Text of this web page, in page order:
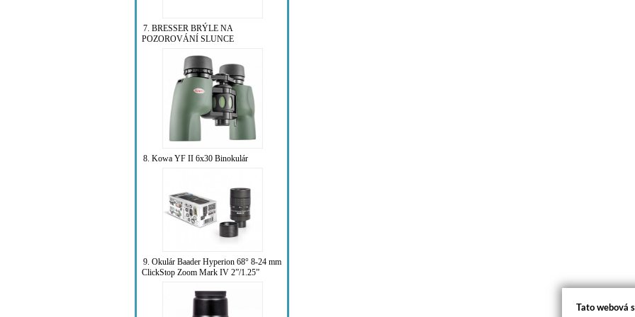
7. BRESSER BRÝLE NA
POZOROVÁNÍ SLUNCE
8. Kowa YF II 6x30 Binokulár
9. Okulár Baader Hyperion 68° 8-24 mm
ClickStop Zoom Mark IV 2”/1.25”
Tato webová